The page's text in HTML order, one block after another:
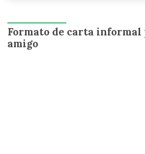
Formato de carta informal
amigo